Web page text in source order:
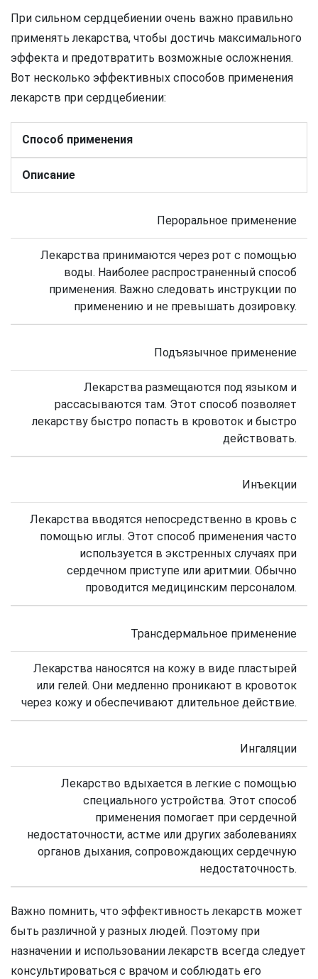
При сильном сердцебиении очень важно правильно
применять лекарства, чтобы достичь максимального
эффекта и предотвратить возможные осложнения.
Вот несколько эффективных способов применения
лекарств при сердцебиении:
Способ применения
Описание
Пероральное применение
Лекарства принимаются через рот с помощью
воды. Наиболее распространенный способ
применения. Важно следовать инструкции по
применению и не превышать дозировку.
Подъязычное применение
Лекарства размещаются под языком и
рассасываются там. Этот способ позволяет
лекарству быстро попасть в кровоток и быстро
действовать.
Инъекции
Лекарства вводятся непосредственно в кровь с
помощью иглы. Этот способ применения часто
используется в экстренных случаях при
сердечном приступе или аритмии. Обычно
проводится медицинским персоналом.
Трансдермальное применение
Лекарства наносятся на кожу в виде пластырей
или гелей. Они медленно проникают в кровоток
через кожу и обеспечивают длительное действие.
Ингаляции
Лекарство вдыхается в легкие с помощью
специального устройства. Этот способ
применения помогает при сердечной
недостаточности, астме или других заболеваниях
органов дыхания, сопровождающих сердечную
недостаточность.
Важно помнить, что эффективность лекарств может
быть различной у разных людей. Поэтому при
назначении и использовании лекарств всегда следует
консультироваться с врачом и соблюдать его